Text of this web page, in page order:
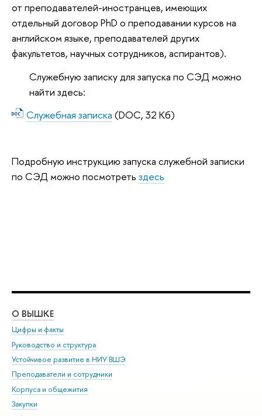
от преподавателей-иностранцев, имеющих
отдельный договор PhD о преподавании курсов на
английском языке, преподавателей других
факультетов, научных сотрудников, аспирантов).
Служебную записку для запуска по СЭД можно
найти здесь:
Служебная записка (DOC, 32 Кб)
Подробную инструкцию запуска служебной записки
по СЭД можно посмотреть здесь
О ВЫШКЕ
Цифры и факты
Руководство и структура
Устойчивое развитие в НИУ ВШЭ
Преподаватели и сотрудники
Корпуса и общежития
Закупки